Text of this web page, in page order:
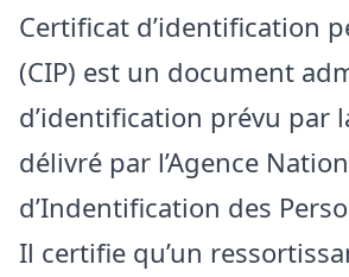
Certificat d’identification
(CIP) est un document
d’identification prévu par
délivré par l’Agence
d’Indentification des
Il certifie qu’un